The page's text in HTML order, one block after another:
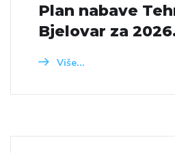
Plan nabave
Bjelovar za
Više...